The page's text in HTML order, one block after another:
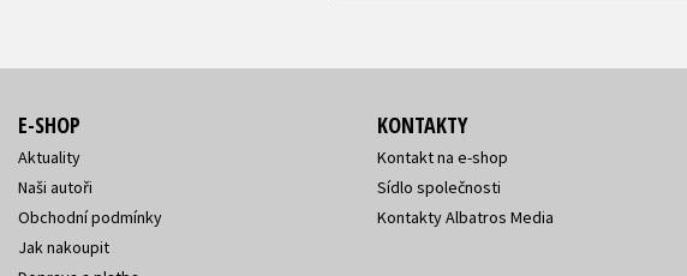
E-SHOP
Aktuality
Naši autoři
Obchodní podmínky
Jak nakoupit
KONTAKTY
Kontakt na e-shop
Sídlo společnosti
Kontakty Albatros Media